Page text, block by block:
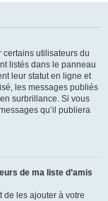
certains utilisateurs du
listés dans le panneau
leur statut en ligne et
les messages publiés
surbrillance. Si vous
qu’il publiera
de ma liste d’amis
de les ajouter à votre